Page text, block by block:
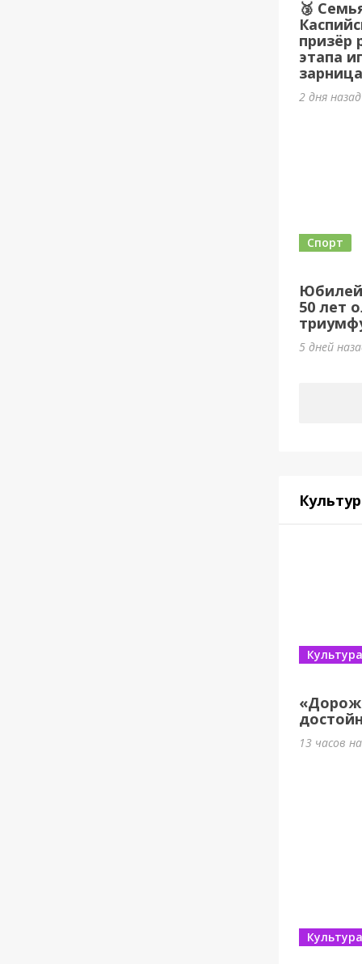
🥉
призёр
этапа
2 дня
50 лет
Спорт
5 дней
Культура
13 часов
Культура